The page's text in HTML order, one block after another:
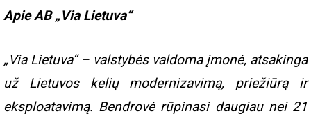
Apie AB „Via Lietuva“
„Via Lietuva“ – valstybės valdoma įmonė, atsakinga
už Lietuvos kelių modernizavimą, priežiūrą ir
eksploatavimą. Bendrovė rūpinasi daugiau nei 21